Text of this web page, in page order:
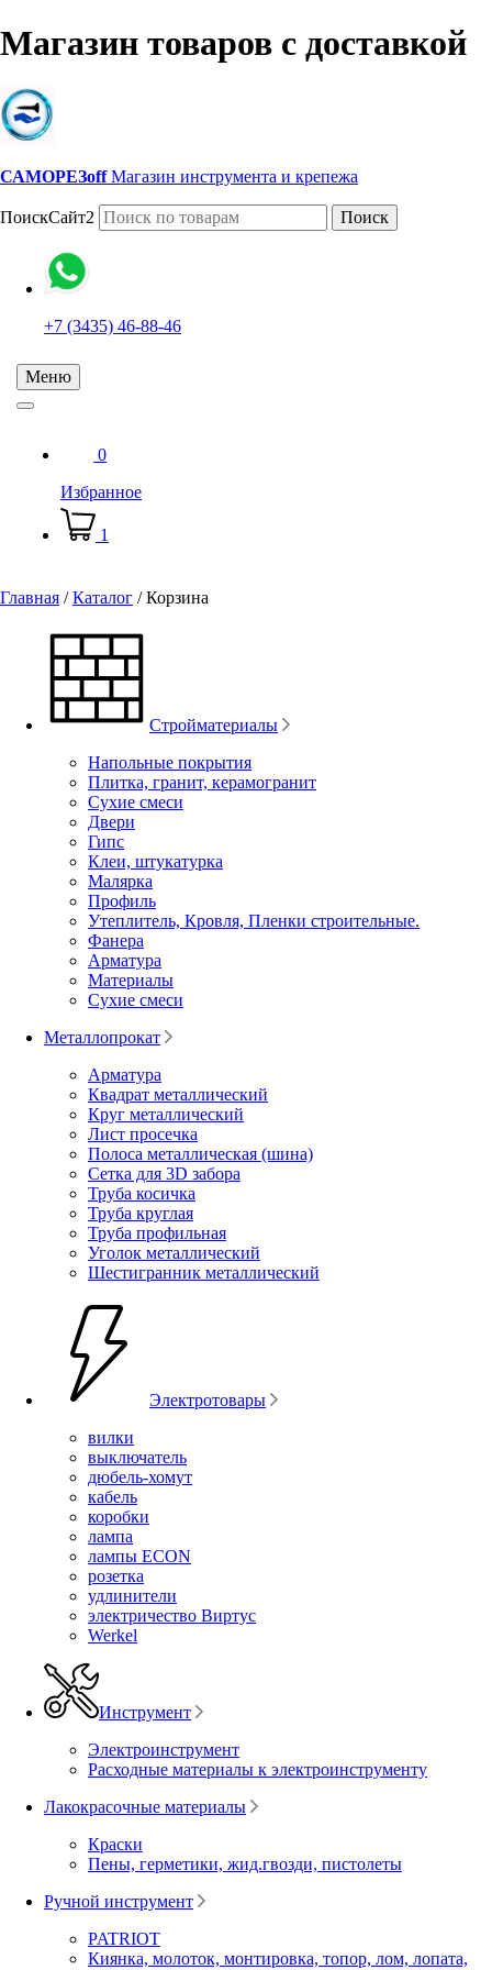
Магазин товаров с доставкой
САМОРЕЗoff Магазин инструмента и крепежа
ПоискСайт2 Поиск
+7 (3435) 46-88-46
Меню
0
Избранное
1
Главная /Каталог /Корзина
Стройматериалы
Напольные покрытия
Плитка, гранит, керамогранит
Сухие смеси
Двери
Гипс
Клеи, штукатурка
Малярка
Профиль
Утеплитель, Кровля, Пленки строительные.
Фанера
Арматура
Материалы
Сухие смеси
Металлопрокат
Арматура
Квадрат металлический
Круг металлический
Лист просечка
Полоса металлическая (шина)
Сетка для 3D забора
Труба косичка
Труба круглая
Труба профильная
Уголок металлический
Шестигранник металлический
Электротовары
вилки
выключатель
дюбель-хомут
кабель
коробки
лампа
лампы ECON
розетка
удлинители
электричество Виртус
Werkel
Инструмент
Электроинструмент
Расходные материалы к электроинструменту
Лакокрасочные материалы
Краски
Пены, герметики, жид.гвозди, пистолеты
Ручной инструмент
PATRIOT
Киянка, молоток, монтировка, топор, лом, лопата,